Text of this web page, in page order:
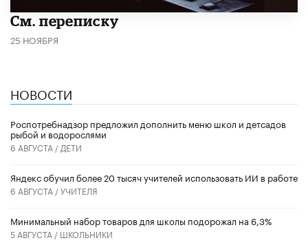
См. переписку
25 НОЯБРЯ
НОВОСТИ
Роспотребнадзор предложил дополнить меню школ и детсадов
рыбой и водорослями
6 АВГУСТА / ДЕТИ
​Яндекс обучил более 20 тысяч учителей использовать ИИ в работе
6 АВГУСТА /УЧИТЕЛЯ
Минимальный набор товаров для школы подорожал на 6,3%
5 АВГУСТА / ШКОЛЬНИКИ